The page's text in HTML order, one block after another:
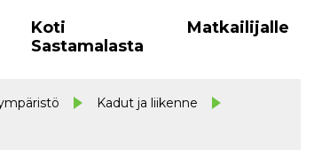
Koti
Sastamalasta
Matkailijalle
Kadut ja liikenne